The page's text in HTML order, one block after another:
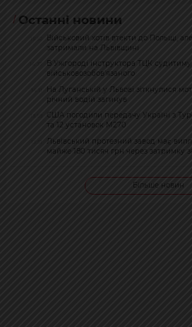
Останні новини
Військовий хотів втекти до Польщі,
затримали на Львівщині
В Ужгороді інструктора ТЦК
військовозобов’язаного
На Луганській у Львові зіткнулися
річний водій загинув
США погодили передачу Україні з
та 12 установок M270
Львівський протезний завод має
майже 180 тисяч грн через затримку
Більше новин